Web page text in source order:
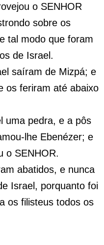
o SENHOR
sobre os
tal modo que foram
de Israel.
saíram de Mizpá; e
os feriram até abaixo
uma pedra, e a pôs
lhe Ebenézer; e
o SENHOR.
abatidos, e nunca
Israel, porquanto foi
os filisteus todos os